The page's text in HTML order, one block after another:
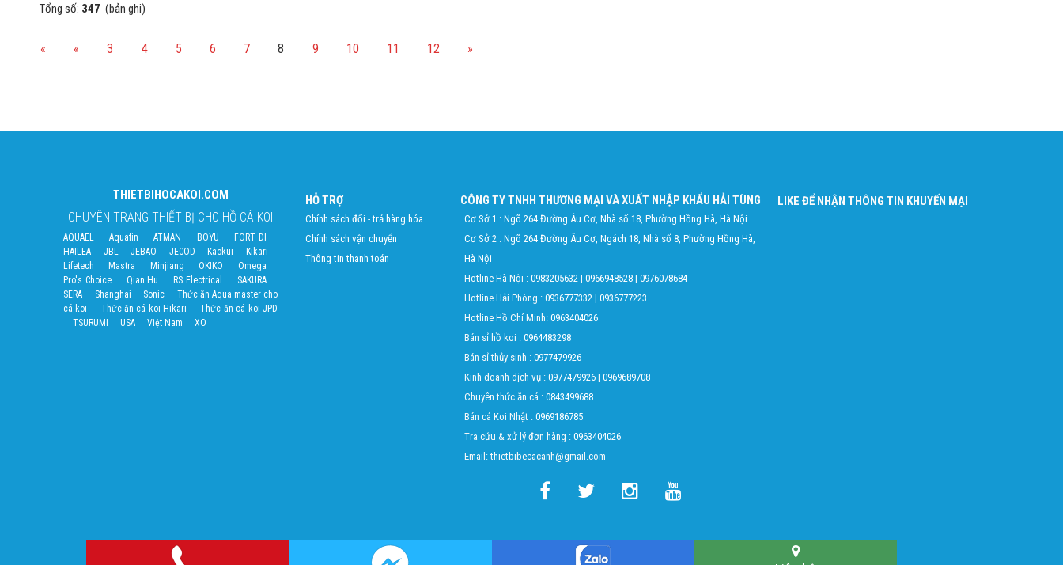
Tổng số: 347 (bản ghi)
« « 3 4 5 6 7 8 9 10 11 12 »
THIETBIHOCAKOI.COM
CHUYÊN TRANG THIẾT BỊ CHO HỒ CÁ KOI
AQUAEL Aquafin ATMAN BOYU
FORT DI
HAILEA
JBL JEBAO JECOD Kaokui
Kikari
Lifetech
Mastra Minjiang OKIKO
Omega
Pro's Choice
Qian Hu RS Electrical
SAKURA
SERA
Shanghai Sonic
Thức ăn Aqua master cho
cá koi
Thức ăn cá koi Hikari
Thức ăn cá koi JPD
TSURUMI
USA Việt Nam XO
HỖ TRỢ
Chính sách đổi - trả hàng hóa
Chính sách vận chuyển
Thông tin thanh toán
CÔNG TY TNHH THƯƠNG MẠI VÀ XUẤT NHẬP KHẨU HẢI TÙNG
Cơ Sở 1 : Ngõ 264 Đường Âu Cơ, Nhà số 18, Phường Hồng Hà, Hà Nội
Cơ Sở 2 : Ngõ 264 Đường Âu Cơ, Ngách 18, Nhà số 8, Phường Hồng Hà,
Hà Nội
Hotline Hà Nội : 0983205632 | 0966948528| 0976078684
Hotline Hải Phòng : 0936777332 | 0936777223
Hotline Hồ Chí Minh: 0963404026
Bán sỉ hồ koi : 0964483298
Bán sỉ thủy sinh : 0977479926
Kinh doanh dịch vụ : 0977479926| 0969689708
Chuyên thức ăn cá : 0843499688
Bán cá Koi Nhật : 0969186785
Tra cứu & xử lý đơn hàng : 0963404026
Email: thietbibecacanh@gmail.com
LIKE ĐỂ NHẬN THÔNG TIN KHUYẾN MẠI